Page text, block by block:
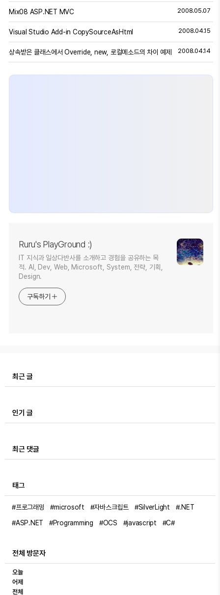
Mix08 ASP.NET MVC 2008.05.07
Visual Studio Add-in CopySourceAsHtml 2008.04.15
상속받은 클래스에서 Override, new, 로컬메소드의 차이 예제 2008.04.14
Ruru's PlayGround :)
IT 지식과 일상다반사를 소개하고 경험을 공유하는 목
적. AI, Dev, Web, Microsoft, System, 전략, 기획,
Design.
구독하기
최근 글
인기 글
최근 댓글
태그
#프로그래밍 #microsoft #자바스크립트 #SilverLight
#.NET
#ASP.NET
#Programming #OCS #javascript #C#
전체 방문자
오늘
어제
전체